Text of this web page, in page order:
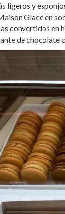
ligeros y
Glacè en
convertidos en
de chocolate